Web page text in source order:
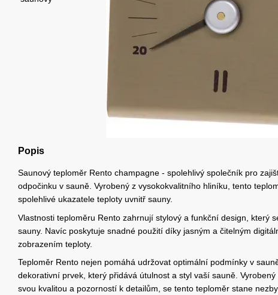
Popis
Saunový teploměr Rento champagne - spolehlivý společník pro
odpočinku v sauně. Vyrobený z vysokokvalitního hliníku, tento
spolehlivé ukazatele teploty uvnitř sauny.
Vlastnosti teploměru Rento zahrnují stylový a funkční design, který
sauny. Navíc poskytuje snadné použití díky jasným a čitelným
zobrazením teploty.
Teploměr Rento nejen pomáhá udržovat optimální podmínky v
dekorativní prvek, který přidává útulnost a styl vaší sauně.
svou kvalitou a pozorností k detailům, se tento teploměr stane